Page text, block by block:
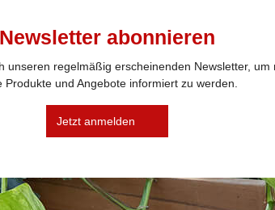
Newsletter abonnieren
unseren regelmäßig erscheinenden Newsletter, um
Produkte und Angebote informiert zu werden.
Jetzt anmelden